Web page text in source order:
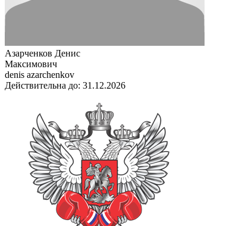
Азарченков Денис
Максимович
denis azarchenkov
Действительна до: 31.12.2026